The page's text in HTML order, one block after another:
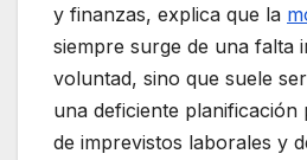
y finanzas, explica que la
siempre surge de una falta
voluntad, sino que suele
una deficiente planificación
de imprevistos laborales y